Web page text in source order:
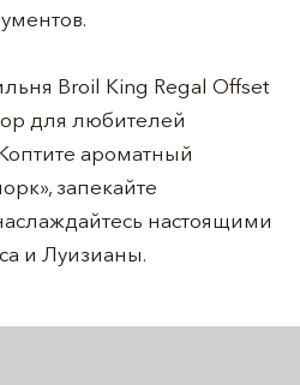
Broil King Regal Offset
для любителей
ароматный
запекайте
настоящими
и Луизианы.